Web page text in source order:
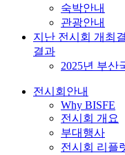
숙박안내
관광안내
지난 전시회 개최
결과
2025년 부산
전시회안내
Why BISFE
전시회 개요
부대행사
전시회 리플